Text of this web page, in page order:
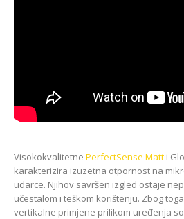
Visokokvalitetne PerfectSense Matt i
karakterizira izuzetna otpornost na
udarce. Njihov savršen izgled ostaje
učestalom i teškom korištenju. Zbog
vertikalne primjene prilikom uređenja